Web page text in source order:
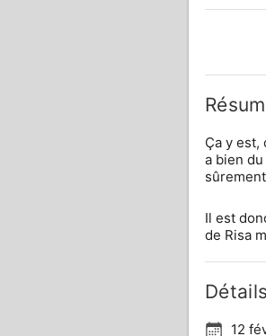
Ça y est,
a bien
Il est
de Risa
Détails
12